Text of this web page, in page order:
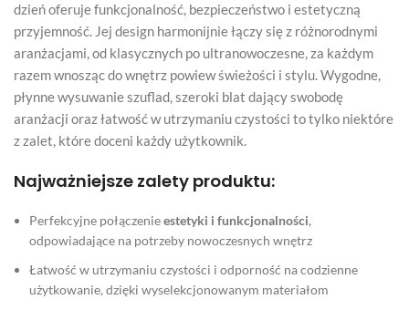
dzień oferuje funkcjonalność, bezpieczeństwo i estetyczną
przyjemność. Jej design harmonijnie łączy się z różnorodnymi
aranżacjami, od klasycznych po ultranowoczesne, za każdym
razem wnosząc do wnętrz powiew świeżości i stylu. Wygodne,
płynne wysuwanie szuflad, szeroki blat dający swobodę
aranżacji oraz łatwość w utrzymaniu czystości to tylko niektóre
z zalet, które doceni każdy użytkownik.
Najważniejsze zalety produktu:
Perfekcyjne połączenieestetyki i funkcjonalności,
odpowiadające na potrzeby nowoczesnych wnętrz
Łatwość w utrzymaniu czystości i odporność na codzienne
użytkowanie, dzięki wyselekcjonowanym materiałom